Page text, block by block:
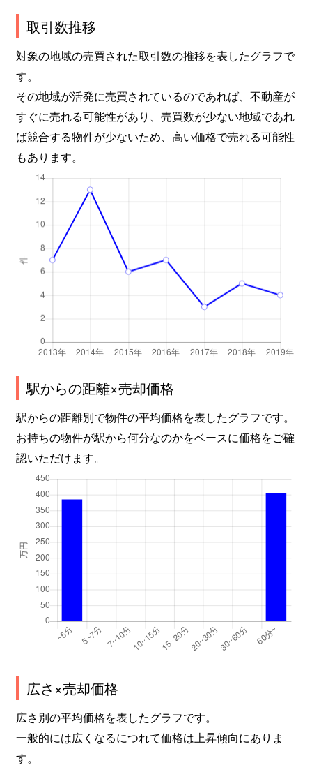
取引数推移
対象の地域の売買された取引数の推移を表したグラフで
す。
その地域が活発に売買されているのであれば、不動産が
すぐに売れる可能性があり、売買数が少ない地域であれ
ば競合する物件が少ないため、高い価格で売れる可能性
もあります。
駅からの距離×売却価格
駅からの距離別で物件の平均価格を表したグラフです。
お持ちの物件が駅から何分なのかをベースに価格をご確
認いただけます。
広さ×売却価格
広さ別の平均価格を表したグラフです。
一般的には広くなるにつれて価格は上昇傾向にありま
す。